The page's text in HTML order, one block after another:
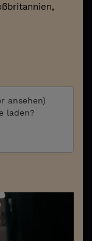
ansehen)
laden?